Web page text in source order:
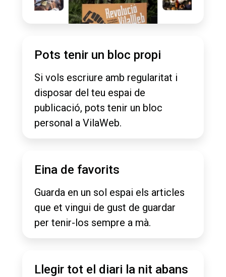
Pots tenir un bloc propi
Si vols escriure amb regularitat i
disposar del teu espai de
publicació, pots tenir un bloc
personal a VilaWeb.
Eina de favorits
Guarda en un sol espai els articles
que et vingui de gust de guardar
per tenir-los sempre a mà.
Llegir tot el diari la nit abans